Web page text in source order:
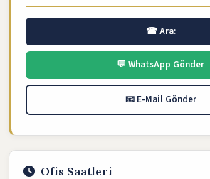
☎ Ara:
💬 WhatsApp Gönder
📧 E-Mail Gönder
Ofis Saatleri